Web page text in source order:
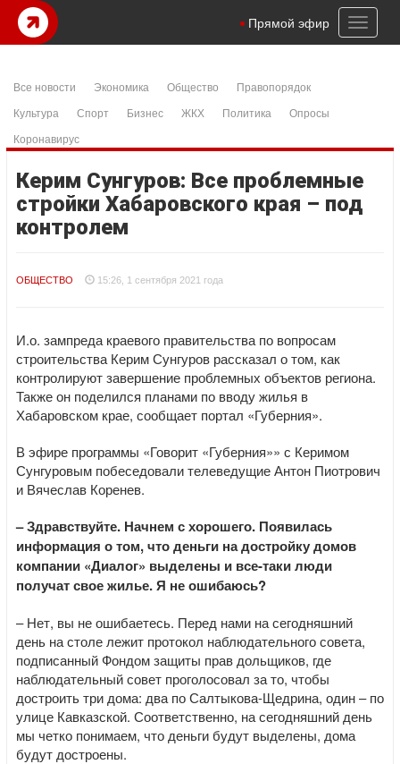
Toggle
Прямой эфир
Все новости Экономика Общество
Правопорядок
Культура
Спорт Бизнес ЖКХ Политика
Опросы
Коронавирус
Керим Сунгуров: Все проблемные
стройки Хабаровского края – под
контролем
ОБЩЕСТВО 15:26, 1 сентября 2021 года
И.о. зампреда краевого правительства по вопросам
строительства Керим Сунгуров рассказал о том, как
контролируют завершение проблемных объектов региона.
Также он поделился планами по вводу жилья в
Хабаровском крае, сообщает портал «Губерния».
В эфире программы «Говорит «Губерния»» с Керимом
Сунгуровым побеседовали телеведущие Антон Пиотрович
и Вячеслав Коренев.
– Здравствуйте. Начнем с хорошего. Появилась
информация о том, что деньги на достройку домов
компании «Диалог» выделены и все-таки люди
получат свое жилье. Я не ошибаюсь?
– Нет, вы не ошибаетесь. Перед нами на сегодняшний
день на столе лежит протокол наблюдательного совета,
подписанный Фондом защиты прав дольщиков, где
наблюдательный совет проголосовал за то, чтобы
достроить три дома: два по Салтыкова-Щедрина, один – по
улице Кавказской. Соответственно, на сегодняшний день
мы четко понимаем, что деньги будут выделены, дома
будут достроены.